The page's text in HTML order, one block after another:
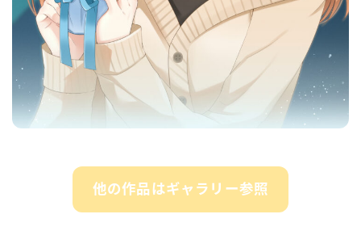
他の作品はギャラリー参照